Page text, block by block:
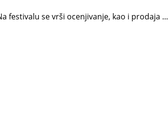
festivalu se vrši ocenjivanje, kao i prodaja ...